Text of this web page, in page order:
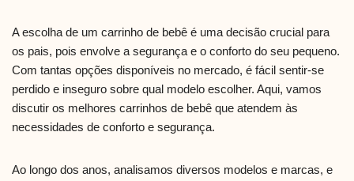
A escolha de um carrinho de bebê é uma decisão crucial para
os pais, pois envolve a segurança e o conforto do seu pequeno.
Com tantas opções disponíveis no mercado, é fácil sentir-se
perdido e inseguro sobre qual modelo escolher. Aqui, vamos
discutir os melhores carrinhos de bebê que atendem às
necessidades de conforto e segurança.
Ao longo dos anos, analisamos diversos modelos e marcas, e